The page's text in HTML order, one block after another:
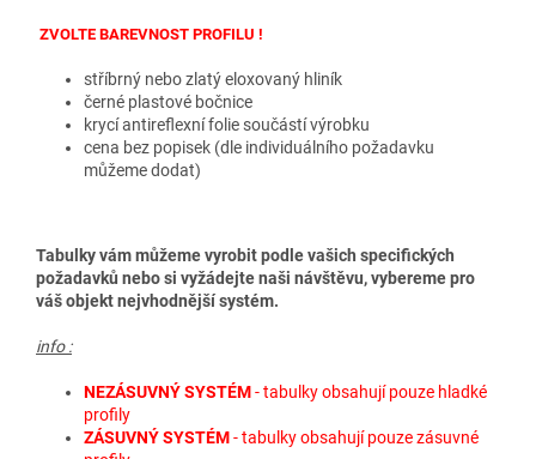
ZVOLTE BAREVNOST PROFILU !
stříbrný nebo zlatý eloxovaný hliník
černé plastové bočnice
krycí antireflexní folie součástí výrobku
cena bez popisek (dle individuálního požadavku
můžeme dodat)
Tabulky vám můžeme vyrobit podle vašich specifických
požadavků nebo si vyžádejte naši návštěvu, vybereme pro
váš objekt nejvhodnější systém.
info :
NEZÁSUVNÝ SYSTÉM- tabulky obsahují pouze hladké
profily
ZÁSUVNÝ SYSTÉM- tabulky obsahují pouze zásuvné